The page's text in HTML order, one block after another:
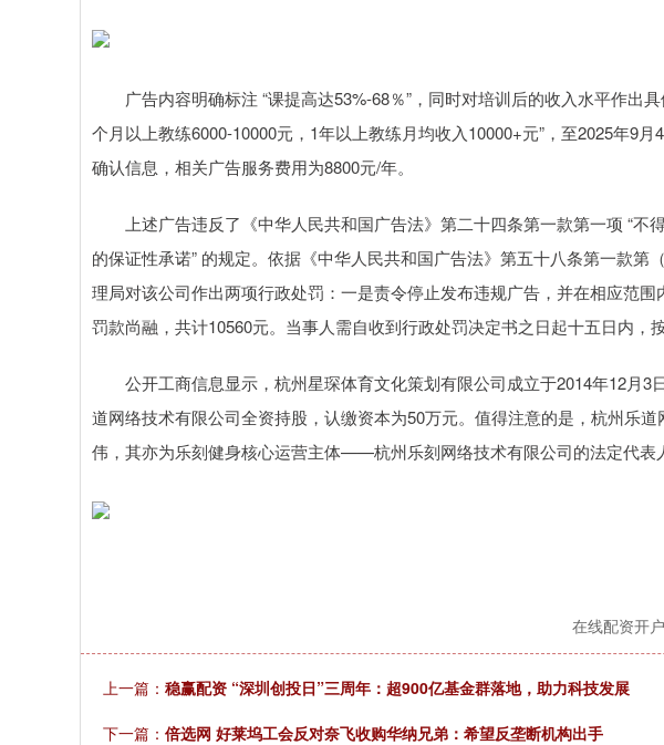
广告内容明确标注 “课提高达53%-68％”，同时对培训后的收入水平作出具
个月以上教练6000-10000元，1年以上教练月均收入10000+元”，至2025年9
确认信息，相关广告服务费用为8800元/年。
上述广告违反了《中华人民共和国广告法》第二十四条第一款第一项 “不
的保证性承诺” 的规定。依据《中华人民共和国广告法》第五十八条第一款第
理局对该公司作出两项行政处罚：一是责令停止发布违规广告，并在相应范
罚款尚融，共计10560元。当事人需自收到行政处罚决定书之日起十五日内，
公开工商信息显示，杭州星琛体育文化策划有限公司成立于2014年12月3
道网络技术有限公司全资持股，认缴资本为50万元。值得注意的是，杭州乐
伟，其亦为乐刻健身核心运营主体——杭州乐刻网络技术有限公司的法定代表
在线配资开
上一篇： 稳赢配资 “深圳创投日”三周年：超900亿基金群落地，助力科技发展
下一篇： 倍选网 好莱坞工会反对奈飞收购华纳兄弟：希望反垄断机构出手